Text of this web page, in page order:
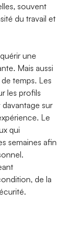
souvent
du travail et
une
Mais aussi
temps. Les
les profils
sur
Le
qui
semaines afin
de la